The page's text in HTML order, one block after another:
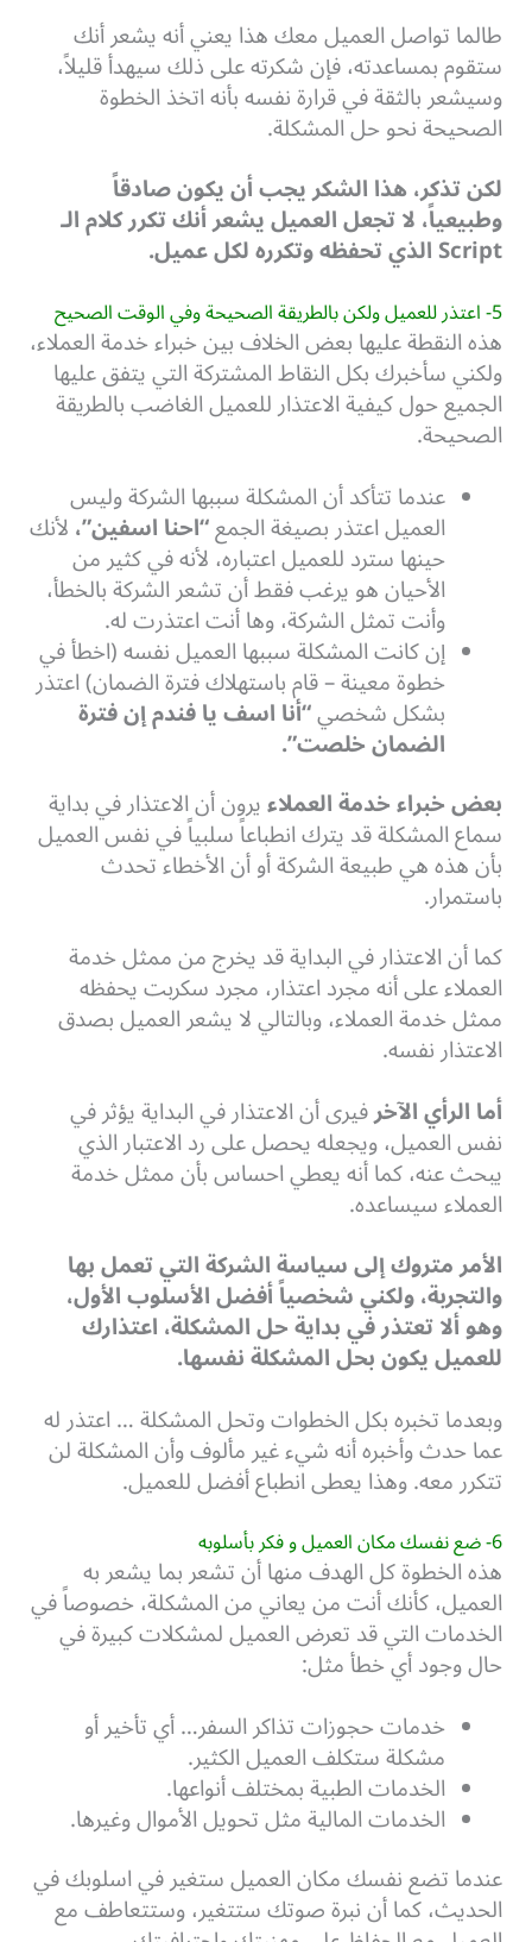
طالما تواصل العميل معك هذا يعني أنه يشعر أنك
ستقوم بمساعدته، فإن شكرته على ذلك سيهدأ قليلاً،
وسيشعر بالثقة في قرارة نفسه بأنه اتخذ الخطوة
الصحيحة نحو حل المشكلة.
لكن تذكر، هذا الشكر يجب أن يكون صادقاً
وطبيعياً، لا تجعل العميل يشعر أنك تكرر كلام الـ
Script الذي تحفظه وتكرره لكل عميل.
5- اعتذر للعميل ولكن بالطريقة الصحيحة وفي الوقت الصحيح
هذه النقطة عليها بعض الخلاف بين خبراء خدمة العملاء،
ولكني سأخبرك بكل النقاط المشتركة التي يتفق عليها
الجميع حول كيفية الاعتذار للعميل الغاضب بالطريقة
الصحيحة.
عندما تتأكد أن المشكلة سببها الشركة وليس
العميل اعتذر بصيغة الجمع“احنا اسفين”،لأنك
حينها سترد للعميل اعتباره، لأنه في كثير من
الأحيان هو يرغب فقط أن تشعر الشركة بالخطأ،
وأنت تمثل الشركة، وها أنت اعتذرت له.
إن كانت المشكلة سببها العميل نفسه (اخطأ في
خطوة معينة – قام باستهلاك فترة الضمان) اعتذر
بشكل شخصي“أنا اسف يا فندم إن فترة
الضمان خلصت”.
بعض خبراء خدمة العملاءيرون أن الاعتذار في بداية
سماع المشكلة قد يترك انطباعاً سلبياً في نفس العميل
بأن هذه هي طبيعة الشركة أو أن الأخطاء تحدث
باستمرار.
كما أن الاعتذار في البداية قد يخرج من ممثل خدمة
العملاء على أنه مجرد اعتذار، مجرد سكربت يحفظه
ممثل خدمة العملاء، وبالتالي لا يشعر العميل بصدق
الاعتذار نفسه.
أما الرأي الآخرفيرى أن الاعتذار في البداية يؤثر في
نفس العميل، ويجعله يحصل على رد الاعتبار الذي
يبحث عنه، كما أنه يعطي احساس بأن ممثل خدمة
العملاء سيساعده.
الأمر متروك إلى سياسة الشركة التي تعمل بها
والتجربة، ولكني شخصياً أفضل الأسلوب الأول،
وهو ألا تعتذر في بداية حل المشكلة، اعتذارك
للعميل يكون بحل المشكلة نفسها.
وبعدما تخبره بكل الخطوات وتحل المشكلة … اعتذر له
عما حدث وأخبره أنه شيء غير مألوف وأن المشكلة لن
تتكرر معه. وهذا يعطى انطباع أفضل للعميل.
6- ضع نفسك مكان العميل و فكر بأسلوبه
هذه الخطوة كل الهدف منها أن تشعر بما يشعر به
العميل، كأنك أنت من يعاني من المشكلة، خصوصاً في
الخدمات التي قد تعرض العميل لمشكلات كبيرة في
حال وجود أي خطأ مثل:
خدمات حجوزات تذاكر السفر… أي تأخير أو
مشكلة ستكلف العميل الكثير.
الخدمات الطبية بمختلف أنواعها.
الخدمات المالية مثل تحويل الأموال وغيرها.
عندما تضع نفسك مكان العميل ستغير في اسلوبك في
الحديث، كما أن نبرة صوتك ستتغير، وستتعاطف مع